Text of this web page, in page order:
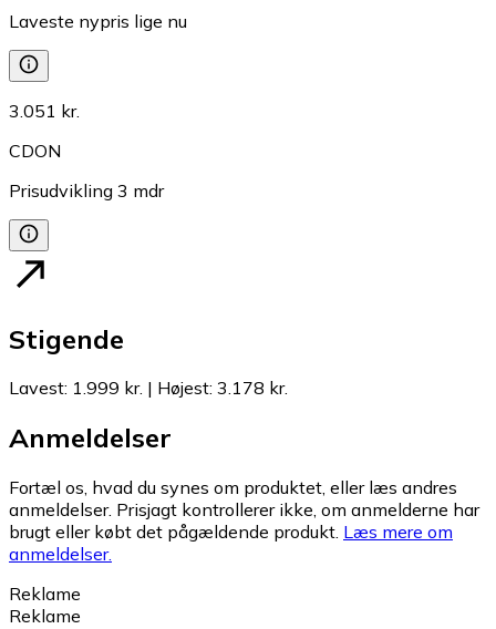
Laveste nypris lige nu
3.051 kr.
CDON
Prisudvikling 3 mdr
Stigende
Lavest: 1.999 kr. | Højest: 3.178 kr.
Anmeldelser
Fortæl os, hvad du synes om produktet, eller læs andres
anmeldelser. Prisjagt kontrollerer ikke, om anmelderne har
brugt eller købt det pågældende produkt. Læs mere om
anmeldelser.
Reklame
Reklame